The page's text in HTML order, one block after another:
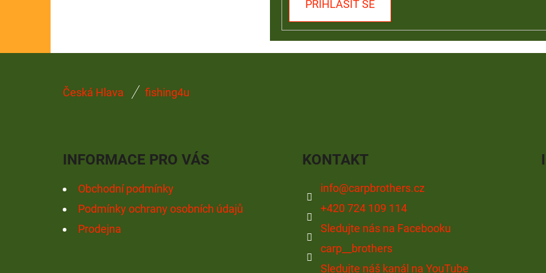
PŘIHLÁSIT SE
Česká Hlava fishing4u
INFORMACE PRO VÁS
Obchodní podmínky
Podmínky ochrany osobních údajů
Prodejna
KONTAKT
info@carpbrothers.cz
+420 724 109 114
Sledujte nás na Facebooku
carp__brothers
Sledujte náš kanál na YouTube